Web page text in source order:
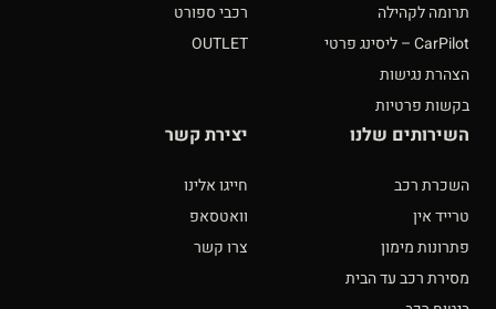
תרומה לקהילה
CarPilot – ליסינג פרטי
הצהרת נגישות
בקשות פרטיות
רכבי ספורט
OUTLET
השירותים שלנו
השכרת רכב
טרייד אין
פתרונות מימון
מסירת רכב עד הבית
יצירת קשר
חייגו אלינו
וואטסאפ
צרו קשר